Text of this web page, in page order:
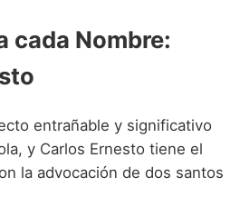
cada Nombre:
entrañable y significativo
y Carlos Ernesto tiene el
la advocación de dos santos